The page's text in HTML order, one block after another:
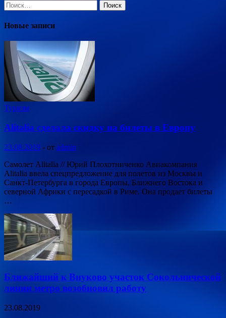
Найти:
Новые записи
Туризм
Alitalia сделала скидку на билеты в Европу
23.08.2019 - от admin
Самолет Alitalia // Юрий Плохотниченко Авиакомпания
Alitalia ввела спецпредложение для полетов из Москвы и
Санкт-Петербурга в города Европы, Ближнего Востока и
северной Африки с пересадкой в Риме. Она продает билеты
…
Ближайший к Внуково участок Сокольнической
линии метро возобновил работу
23.08.2019